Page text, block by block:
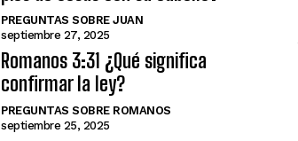
PREGUNTAS SOBRE JUAN
septiembre 27, 2025
Romanos 3:31 ¿Qué significa
confirmar la ley?
PREGUNTAS SOBRE ROMANOS
septiembre 25, 2025